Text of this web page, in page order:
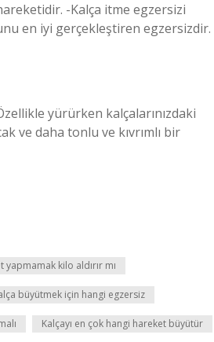
-Kalça itme egzersizi
en iyi gerçekleştiren egzersizdir.
yürürken kalçalarınızdaki
ve daha tonlu ve kıvrımlı bir
yapmamak kilo aldırır mı
büyütmek için hangi egzersiz
Kalçayı en çok hangi hareket büyütür